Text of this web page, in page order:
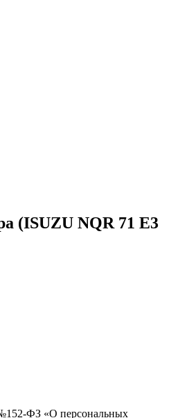
(ISUZU NQR 71 E3
№152-ФЗ «О персональных